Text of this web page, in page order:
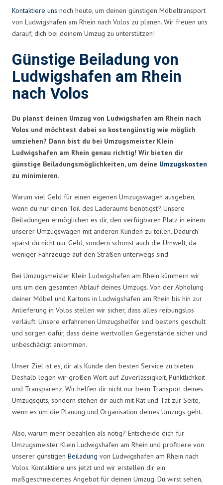
Kontaktiere uns noch heute, um deinen günstigen Möbeltransport
von Ludwigshafen am Rhein nach Volos zu planen. Wir freuen uns
darauf, dich bei deinem Umzug zu unterstützen!
Günstige Beiladung von
Ludwigshafen am Rhein
nach Volos
Du planst deinen Umzug von Ludwigshafen am Rhein nach
Volos und möchtest dabei so kostengünstig wie möglich
umziehen? Dann bist du bei Umzugsmeister Klein
Ludwigshafen am Rhein genau richtig! Wir bieten dir
günstige Beiladungsmöglichkeiten, um deine Umzugskosten
zu minimieren.
Warum viel Geld für einen eigenen Umzugswagen ausgeben,
wenn du nur einen Teil des Laderaums benötigst? Unsere
Beiladungen ermöglichen es dir, den verfügbaren Platz in einem
unserer Umzugswagen mit anderen Kunden zu teilen. Dadurch
sparst du nicht nur Geld, sondern schonst auch die Umwelt, da
weniger Fahrzeuge auf den Straßen unterwegs sind.
Bei Umzugsmeister Klein Ludwigshafen am Rhein kümmern wir
uns um den gesamten Ablauf deines Umzugs. Von der Abholung
deiner Möbel und Kartons in Ludwigshafen am Rhein bis hin zur
Anlieferung in Volos stellen wir sicher, dass alles reibungslos
verläuft. Unsere erfahrenen Umzugshelfer sind bestens geschult
und sorgen dafür, dass deine wertvollen Gegenstände sicher und
unbeschädigt ankommen.
Unser Ziel ist es, dir als Kunde den besten Service zu bieten.
Deshalb legen wir großen Wert auf Zuverlässigkeit, Pünktlichkeit
und Transparenz. Wir helfen dir nicht nur beim Transport deines
Umzugsguts, sondern stehen dir auch mit Rat und Tat zur Seite,
wenn es um die Planung und Organisation deines Umzugs geht.
Also, warum mehr bezahlen als nötig? Entscheide dich für
Umzugsmeister Klein Ludwigshafen am Rhein und profitiere von
unserer günstigen Beiladung von Ludwigshafen am Rhein nach
Volos. Kontaktiere uns jetzt und wir erstellen dir ein
maßgeschneidertes Angebot für deinen Umzug. Du wirst sehen,